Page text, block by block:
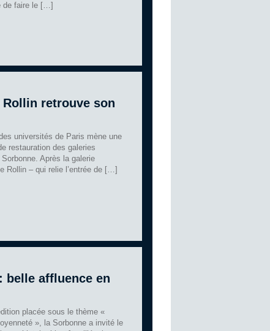
de faire le […]
Rollin retrouve son
universités de Paris mène une
restauration des galeries
Après la galerie
Rollin – qui relie l’entrée de […]
belle affluence en
placée sous le thème «
», la Sorbonne a invité le